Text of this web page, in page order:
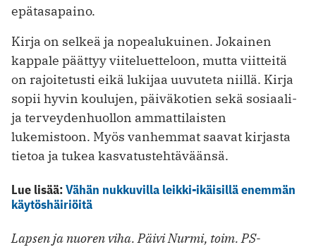
epätasapaino.
Kirja on selkeä ja nopealukuinen. Jokainen
kappale päättyy viiteluetteloon, mutta viitteitä
on rajoitetusti eikä lukijaa uuvuteta niillä. Kirja
sopii hyvin koulujen, päiväkotien sekä sosiaali-
ja terveydenhuollon ammattilaisten
lukemistoon. Myös vanhemmat saavat kirjasta
tietoa ja tukea kasvatustehtäväänsä.
Lue lisää:Vähän nukkuvilla leikki-ikäisillä enemmän
käytöshäiriöitä
Lapsen ja nuoren viha. Päivi Nurmi, toim. PS-